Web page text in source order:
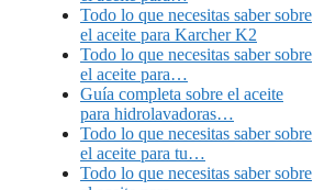
Todo lo que necesitas saber sobre
el aceite para Karcher K2
Todo lo que necesitas saber sobre
el aceite para…
Guía completa sobre el aceite
para hidrolavadoras…
Todo lo que necesitas saber sobre
el aceite para tu…
Todo lo que necesitas saber sobre